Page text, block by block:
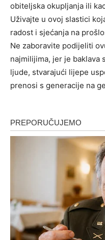
obiteljska okupljanja ili
Uživajte u ovoj slastici
radost i sjećanja na
Ne zaboravite podijeliti
najmilijima, jer je baklava
ljude, stvarajući lijepe
prenosi s generacije na